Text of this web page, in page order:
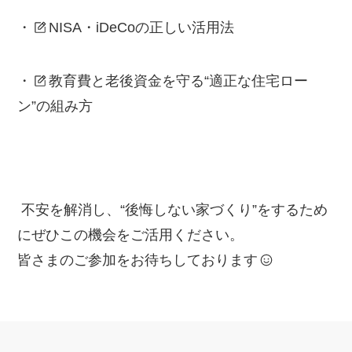
・ NISA・iDeCoの正しい活用法
・
教育費と老後資金を守る“適正な住宅ロー
ン”の組み方
不安を解消し、“後悔しない家づくり”をするため
にぜひこの機会をご活用ください。
皆さまのご参加をお待ちしております